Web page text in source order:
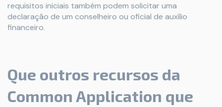
requisitos iniciais também podem solicitar uma
declaração de um conselheiro ou oficial de auxílio
financeiro.
Que outros recursos da
Common Application que